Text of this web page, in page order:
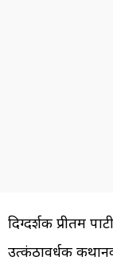
दिग्दर्शक प्रीतम
उत्कंठावर्धक